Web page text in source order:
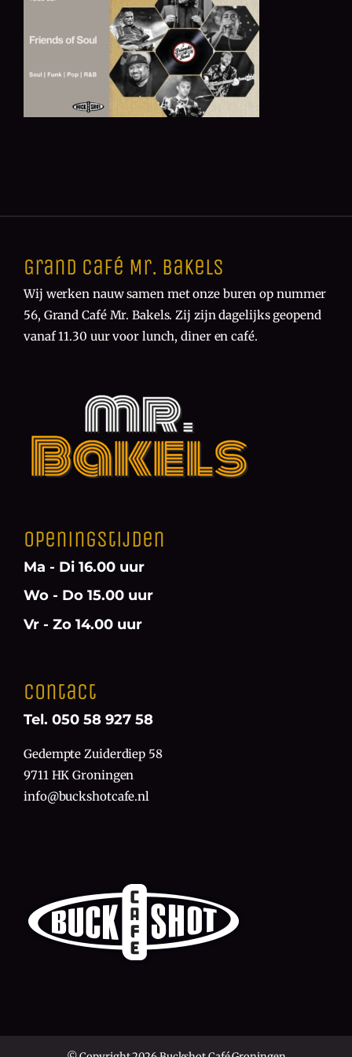
Grand Café Mr. Bakels
Wij werken nauw samen met onze buren op nummer
56, Grand Café Mr. Bakels. Zij zijn dagelijks geopend
vanaf 11.30 uur voor lunch, diner en café.
Openingstijden
Ma - Di 16.00 uur
Wo - Do 15.00 uur
Vr - Zo 14.00 uur
Contact
Tel. 050 58 927 58
Gedempte Zuiderdiep 58
9711 HK Groningen
info@buckshotcafe.nl